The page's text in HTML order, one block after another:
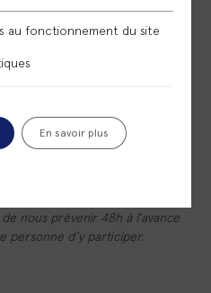
de
poser toutes vos questions !
nous prévenir 48h à l’avance
personne d’y participer.
du site
au fonctionnement du site
En savoir plus